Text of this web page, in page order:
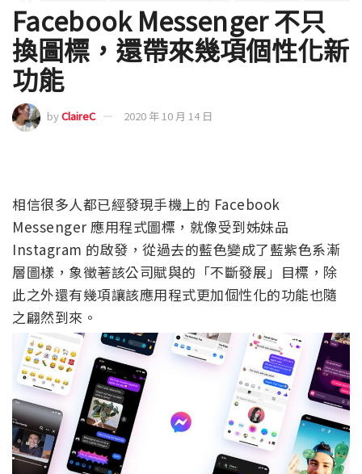
Facebook Messenger 不只
換圖標，還帶來幾項個性化新
功能
byClaireC 2020 年 10 月 14 日
相信很多人都已經發現手機上的 Facebook
Messenger 應用程式圖標，就像受到姊妹品
Instagram 的啟發，從過去的藍色變成了藍紫色系漸
層圖樣，象徵著該公司賦與的「不斷發展」目標，除
此之外還有幾項讓該應用程式更加個性化的功能也隨
之翩然到來。